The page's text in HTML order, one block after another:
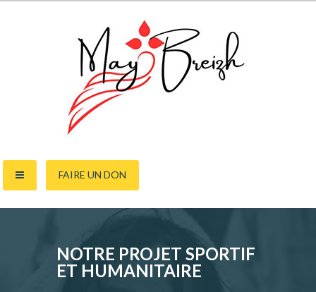
FAIRE UN DON
NOTRE PROJET SPORTIF
ET HUMANITAIRE